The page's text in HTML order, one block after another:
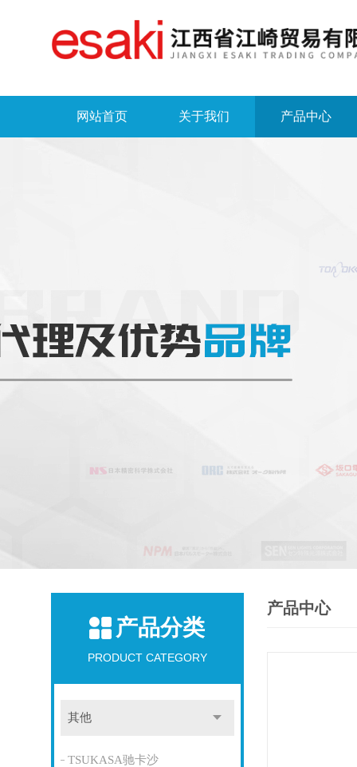
网站首页 关于我们 产品中心
产品分类
PRODUCT CATEGORY
其他
TSUKASA驰卡沙
产品中心